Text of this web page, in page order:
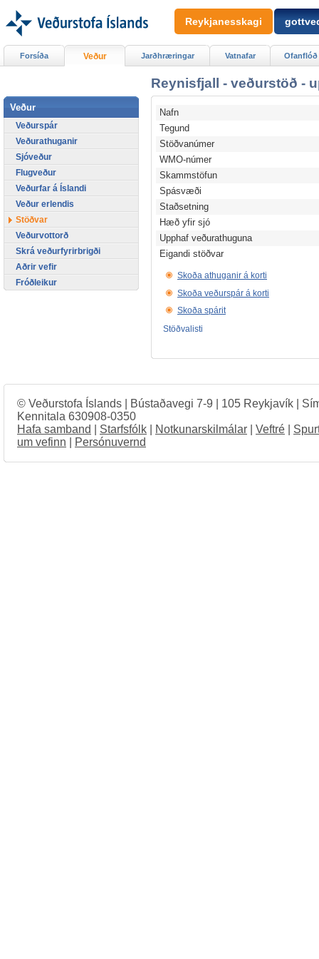
Reynisfjall - veðurstöð -
Nafn
Tegund
Stöðvanúmer
WMO-númer
Skammstöfun
Spásvæði
Staðsetning
Hæð yfir sjó
Upphaf veðurathuguna
Eigandi stöðvar
Skoða athuganir á korti
Skoða veðurspár á korti
Skoða spárit
Stöðvalisti
Forsíða Veður Jarðhræringar Vatnafar Ofanflóð
Veður
Veðurspár
Veðurathuganir
Sjóveður
Flugveður
Veðurfar á Íslandi
Veður erlendis
Stöðvar
Veðurvottorð
Skrá veðurfyrirbrigði
Aðrir vefir
Fróðleikur
Reykjanesskagi
© Veðurstofa Íslands | Bústaðavegi 7-9 | 105 Reykjavík |
Kennitala 630908-0350
Hafa samband
Starfsfólk Notkunarskilmálar Veftré
um vefinn
Persónuvernd